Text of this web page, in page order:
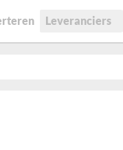
Leveranciers